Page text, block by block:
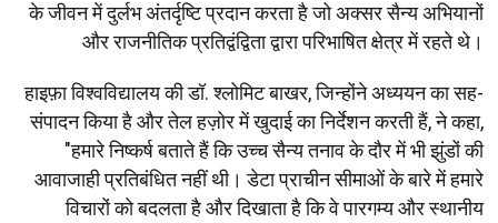
के जीवन में दुर्लभ अंतर्दृष्टि प्रदान करता है जो अक्सर सैन्य अभियानों
और राजनीतिक प्रतिद्वंद्विता द्वारा परिभाषित क्षेत्र में रहते थे।
हाइफ़ा विश्वविद्यालय की डॉ. श्लोमिट बाखर, जिन्होंने अध्ययन का सह-
संपादन किया है और तेल हज़ोर में खुदाई का निर्देशन करती हैं, ने कहा,
"हमारे निष्कर्ष बताते हैं कि उच्च सैन्य तनाव के दौर में भी झुंडों की
आवाजाही प्रतिबंधित नहीं थी। डेटा प्राचीन सीमाओं के बारे में हमारे
विचारों को बदलता है और दिखाता है कि वे पारगम्य और स्थानीय